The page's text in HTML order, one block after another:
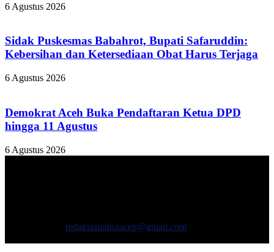
6 Agustus 2026
Sidak Puskesmas Babahrot, Bupati Safaruddin:
Kebersihan dan Ketersediaan Obat Harus Terjaga
6 Agustus 2026
Demokrat Aceh Buka Pendaftaran Ketua DPD
hingga 11 Agustus
6 Agustus 2026
redaksianalisaaceh@gmail.com